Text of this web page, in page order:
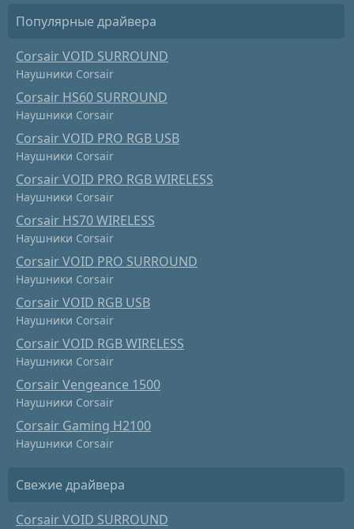
Популярные драйвера
Corsair VOID SURROUND
Наушники Corsair
Corsair HS60 SURROUND
Наушники Corsair
Corsair VOID PRO RGB USB
Наушники Corsair
Corsair VOID PRO RGB WIRELESS
Наушники Corsair
Corsair HS70 WIRELESS
Наушники Corsair
Corsair VOID PRO SURROUND
Наушники Corsair
Corsair VOID RGB USB
Наушники Corsair
Corsair VOID RGB WIRELESS
Наушники Corsair
Corsair Vengeance 1500
Наушники Corsair
Corsair Gaming H2100
Наушники Corsair
Свежие драйвера
Corsair VOID SURROUND